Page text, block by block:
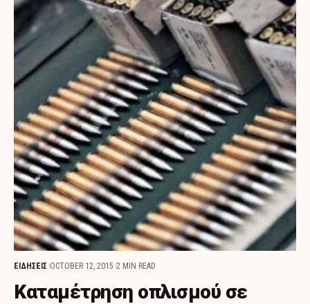
ΕΙΔΗΣΕΙΣ OCTOBER 12, 2015 2 MIN READ
Καταμέτρηση οπλισμού σε